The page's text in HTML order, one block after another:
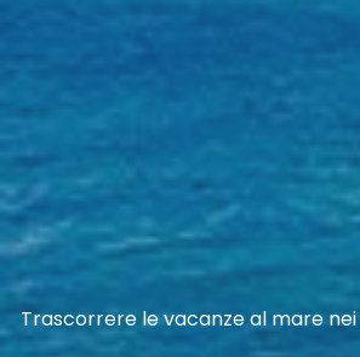
Trascorrere le vacanze al mare nei